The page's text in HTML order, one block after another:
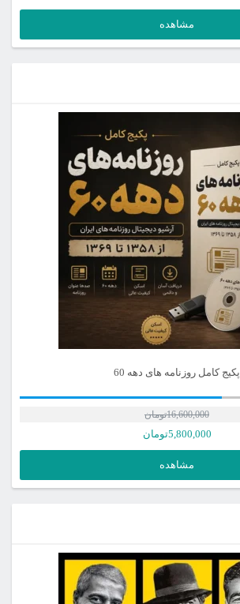
مشاهده
پکیج کامل روزنامه های دهه 60
16,600,000تومان
5,800,000تومان
مشاهده